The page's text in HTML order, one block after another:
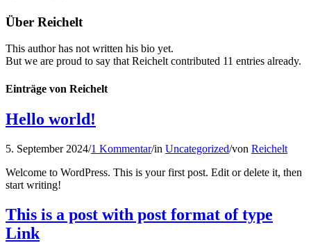
Über Reichelt
This author has not written his bio yet.
But we are proud to say that Reichelt contributed 11 entries already.
Einträge von Reichelt
Hello world!
5. September 2024/1 Kommentar/in Uncategorized/von Reichelt
Welcome to WordPress. This is your first post. Edit or delete it, then
start writing!
This is a post with post format of type
Link